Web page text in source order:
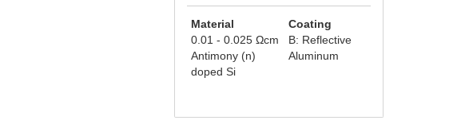
Material
0.01 - 0.025 Ωcm
Antimony (n)
doped Si
Coating
B: Reflective
Aluminum